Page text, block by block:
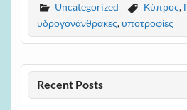
Uncategorized Κύπρος,
υδρογονάνθρακες, υποτροφίες
Recent Posts